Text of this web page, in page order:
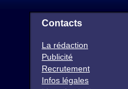
Contacts
La rédaction
Publicité
Recrutement
Infos légales